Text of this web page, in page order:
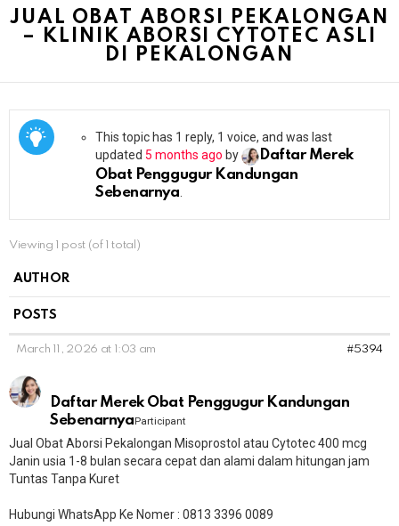
JUAL OBAT ABORSI PEKALONGAN
– KLINIK ABORSI CYTOTEC ASLI
DI PEKALONGAN
This topic has 1 reply, 1 voice, and was last
updated 5 months ago by
Daftar Merek
Obat Penggugur Kandungan
Sebenarnya.
Viewing 1 post (of 1 total)
AUTHOR
POSTS
March 11, 2026 at 1:03 am #5394
Daftar Merek Obat Penggugur Kandungan
SebenarnyaParticipant
Jual Obat Aborsi Pekalongan Misoprostol atau Cytotec 400 mcg
Janin usia 1-8 bulan secara cepat dan alami dalam hitungan jam
Tuntas Tanpa Kuret
Hubungi WhatsApp Ke Nomer : 0813 3396 0089